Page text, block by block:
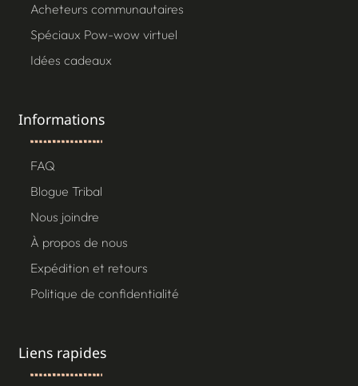
Acheteurs communautaires
Spéciaux Pow-wow virtuel
Idées cadeaux
Informations
FAQ
Blogue Tribal
Nous joindre
À propos de nous
Expédition et retours
Politique de confidentialité
Liens rapides